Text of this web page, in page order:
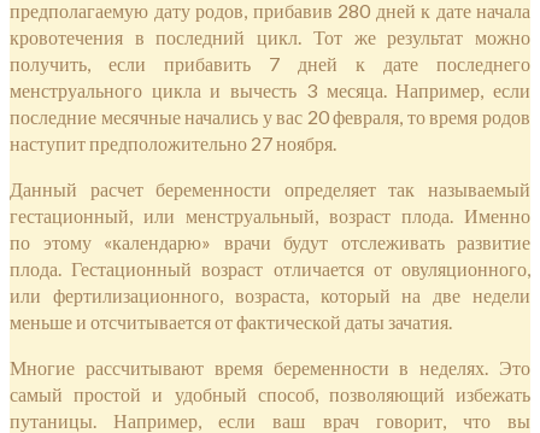
предполагаемую дату родов, прибавив 280 дней к дате начала
кровотечения в последний цикл. Тот же результат можно
получить, если прибавить 7 дней к дате последнего
менструального цикла и вычесть 3 месяца. Например, если
последние месячные начались у вас 20 февраля, то время родов
наступит предположительно 27 ноября.
Данный расчет беременности определяет так называемый
гестационный, или менструальный, возраст плода. Именно
по этому «календарю» врачи будут отслеживать развитие
плода. Гестационный возраст отличается от овуляционного,
или фертилизационного, возраста, который на две недели
меньше и отсчитывается от фактической даты зачатия.
Многие рассчитывают время беременности в неделях. Это
самый простой и удобный способ, позволяющий избежать
путаницы. Например, если ваш врач говорит, что вы